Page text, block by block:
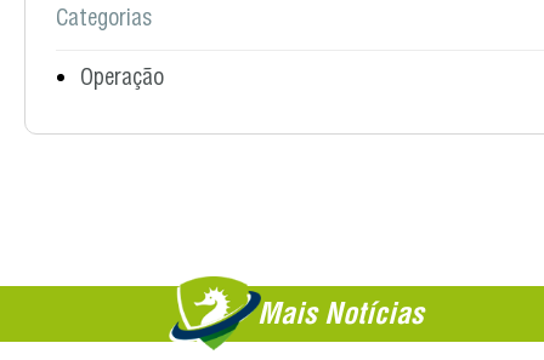
Categorias
Operação
Mais Notícias